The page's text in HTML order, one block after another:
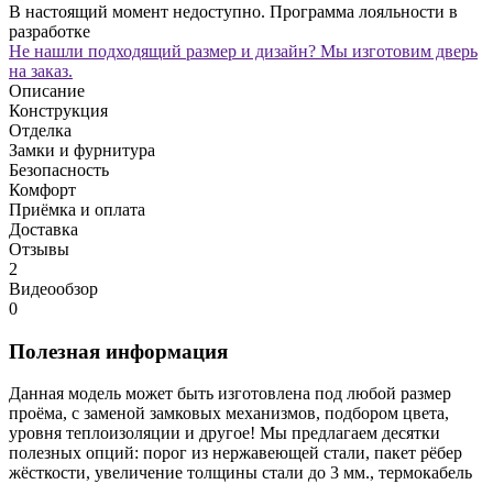
В настоящий момент недоступно. Программа лояльности в
разработке
Не нашли подходящий размер и дизайн? Мы изготовим дверь
на заказ.
Описание
Конструкция
Отделка
Замки и фурнитура
Безопасность
Комфорт
Приёмка и оплата
Доставка
Отзывы
2
Видеообзор
0
Полезная информация
Данная модель может быть изготовлена под любой размер
проёма, с заменой замковых механизмов, подбором цвета,
уровня теплоизоляции и другое! Мы предлагаем десятки
полезных опций: порог из нержавеющей стали, пакет рёбер
жёсткости, увеличение толщины стали до 3 мм., термокабель